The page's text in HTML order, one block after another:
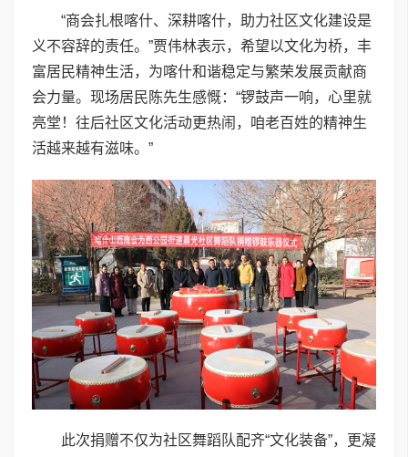
“商会扎根喀什、深耕喀什，助力社区文化建设是
义不容辞的责任。”贾伟林表示，希望以文化为桥，丰
富居民精神生活，为喀什和谐稳定与繁荣发展贡献商
会力量。现场居民陈先生感慨：“锣鼓声一响，心里就
亮堂！往后社区文化活动更热闹，咱老百姓的精神生
活越来越有滋味。”
此次捐赠不仅为社区舞蹈队配齐“文化装备”，更凝